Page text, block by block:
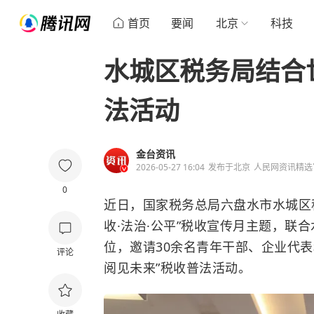
首页 要闻 北京 科技
0
评论
水城区税务局结
法活动
金台资讯
2026-05-27 16:04 发布于北京 人民网资讯精
近日，国家税务总局六盘水市水城
收·法治·公平”税收宣传月主题，联
位，邀请30余名青年干部、企业代
阅见未来”税收普法活动。